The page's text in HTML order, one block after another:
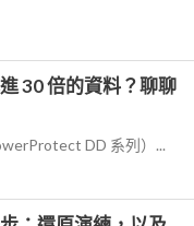
30 倍的資料？聊聊
DD 系列）...